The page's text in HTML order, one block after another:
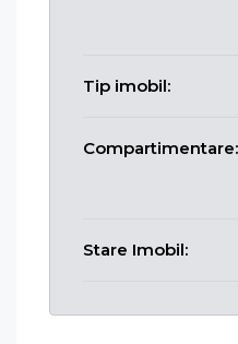
Tip imobil:
Compartimentare:
Stare Imobil: